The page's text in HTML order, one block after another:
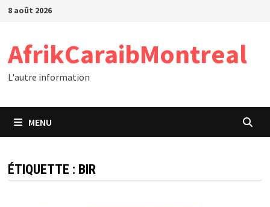
Passer
8 août 2026
AfrikCaraibMontreal
L'autre information
MENU
ÉTIQUETTE : BIR